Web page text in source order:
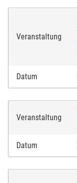
Veranstaltung
Datum
Veranstaltung
Datum